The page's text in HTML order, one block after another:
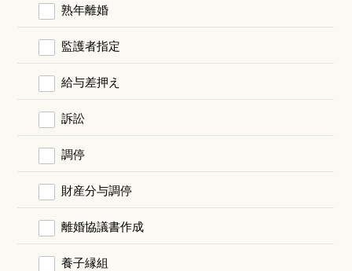
熟年離婚
監護者指定
給与差押え
訴訟
調停
財産分与調停
離婚協議書作成
養子縁組